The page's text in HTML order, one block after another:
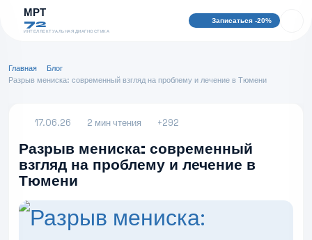
МРТ
72
ИНТЕЛЛЕКТУАЛЬНАЯ ДИАГНОСТИКА
Записаться -20%
Главная
Блог
Разрыв мениска: современный взгляд на проблему и лечение в Тюмени
17.06.26 2 мин чтения +292
Разрыв мениска: современный
взгляд на проблему и лечение в
Тюмени